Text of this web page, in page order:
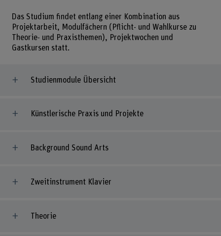
Das Studium findet entlang einer Kombination aus
Projektarbeit, Modulfächern (Pflicht- und Wahlkurse zu
Theorie- und Praxisthemen), Projektwochen und
Gastkursen statt.
Studienmodule Übersicht
Künstlerische Praxis und Projekte
Background Sound Arts
Zweitinstrument Klavier
Theorie